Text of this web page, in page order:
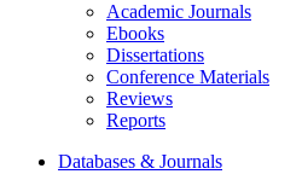
Academic Journals
Ebooks
Dissertations
Conference Materials
Reviews
Reports
Databases & Journals